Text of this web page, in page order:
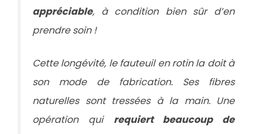
appréciable, à condition bien sûr d’en
prendre soin !
Cette longévité, le fauteuil en rotin la doit à
son mode de fabrication. Ses fibres
naturelles sont tressées à la main. Une
opération qui requiert beaucoup de